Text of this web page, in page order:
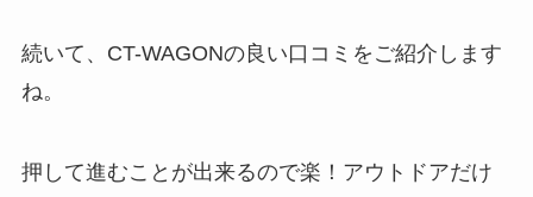
続いて、CT-WAGONの良い口コミをご紹介します
ね。
押して進むことが出来るので楽！アウトドアだけ